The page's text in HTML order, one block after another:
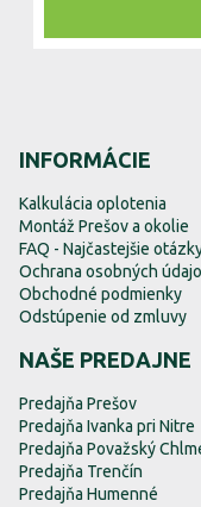
INFORMÁCIE
Kalkulácia oplotenia
Montáž Prešov a okolie
FAQ - Najčastejšie
Ochrana osobných
Obchodné podmienky
Odstúpenie od zmluvy
NAŠE PREDAJNE
Predajňa Prešov
Predajňa Ivanka pri Nitre
Predajňa Považský
Predajňa Trenčín
Predajňa Humenné